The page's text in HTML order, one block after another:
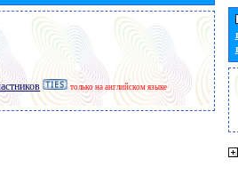
только на английском языке